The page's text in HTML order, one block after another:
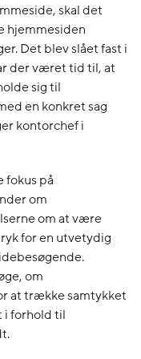
skal det
hjemmesiden
Det blev slået fast i
der været tid til, at
sig til
en konkret sag
kontorchef i
fokus på
om
om at være
for en utvetydig
om
at trække samtykket
i forhold til